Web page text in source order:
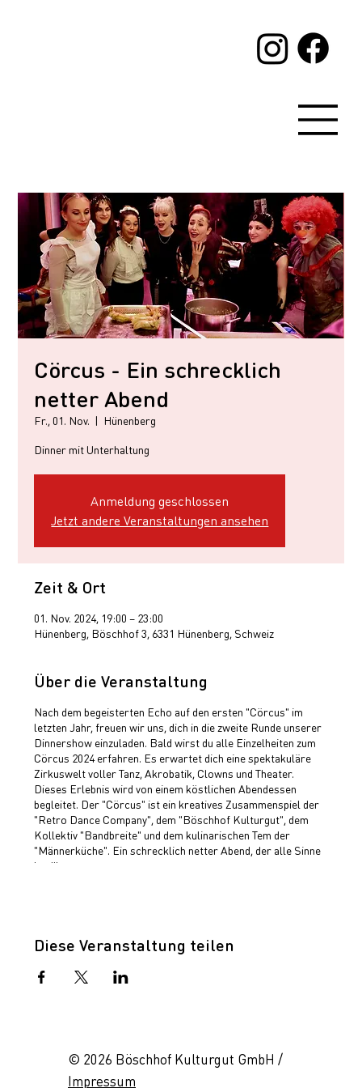
Cörcus - Ein schrecklich
netter Abend
Fr., 01. Nov.
  |
Hünenberg
Dinner mit Unterhaltung
Anmeldung geschlossen
Jetzt andere Veranstaltungen ansehen
Zeit & Ort
01. Nov. 2024, 19:00 – 23:00
Hünenberg, Böschhof 3, 6331 Hünenberg, Schweiz
Über die Veranstaltung
Nach dem begeisterten Echo auf den ersten "Cörcus" im
letzten Jahr, freuen wir uns, dich in die zweite Runde unserer
Dinnershow einzuladen. Bald wirst du alle Einzelheiten zum
Cörcus 2024 erfahren. Es erwartet dich eine spektakuläre
Zirkuswelt voller Tanz, Akrobatik, Clowns und Theater.
Dieses Erlebnis wird von einem köstlichen Abendessen
begleitet. Der "Cörcus" ist ein kreatives Zusammenspiel der
"Retro Dance Company", dem "Böschhof Kulturgut", dem
Kollektiv "Bandbreite" und dem kulinarischen Tem der
"Männerküche". Ein schrecklich netter Abend, der alle Sinne
berührt.
Diese Veranstaltung teilen
© 2026 Böschhof Kulturgut GmbH /
Impressum